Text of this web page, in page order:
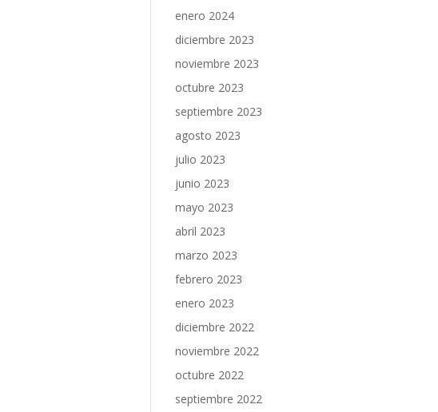
enero 2024
diciembre 2023
noviembre 2023
octubre 2023
septiembre 2023
agosto 2023
julio 2023
junio 2023
mayo 2023
abril 2023
marzo 2023
febrero 2023
enero 2023
diciembre 2022
noviembre 2022
octubre 2022
septiembre 2022